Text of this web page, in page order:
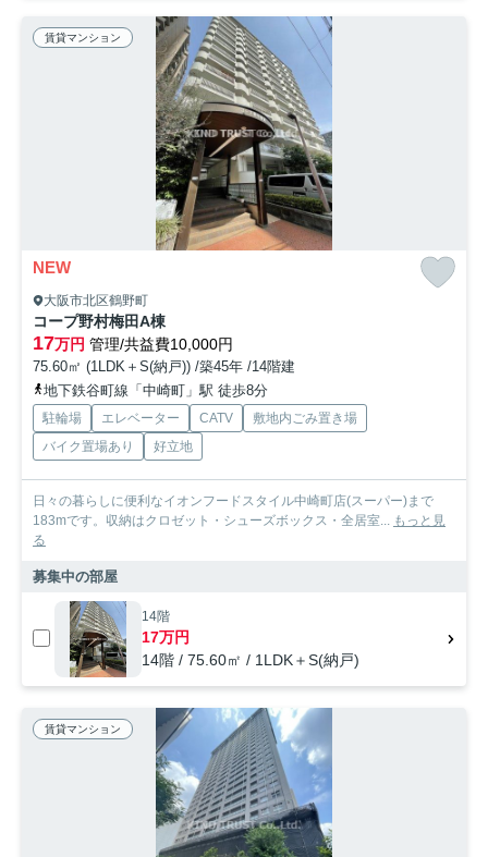
賃貸マンション
NEW
大阪市北区鶴野町
コープ野村梅田A棟
17万円 管理/共益費10,000円
75.60㎡ (1LDK＋S(納戸)) /築45年 /14階建
地下鉄谷町線「中崎町」駅 徒歩8分
駐輪場 エレベーター CATV
敷地内ごみ置き場
バイク置場あり
好立地
日々の暮らしに便利なイオンフードスタイル中崎町店(スーパー)まで
183mです。収納はクロゼット・シューズボックス・全居室...
もっと見
る
募集中の部屋
14階
17万円
14階 / 75.60㎡ / 1LDK＋S(納戸)
賃貸マンション